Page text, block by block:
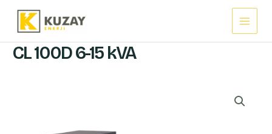
Main
Menu
CL 100D 6-15 kVA